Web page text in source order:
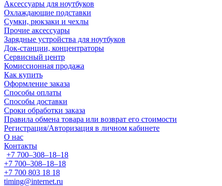
Аксессуары для ноутбуков
Охлаждающие подставки
Сумки, рюкзаки и чехлы
Прочие аксессуары
Зарядные устройства для ноутбуков
Док-станции, концентраторы
Сервисный центр
Комиссионная продажа
Как купить
Оформление заказа
Способы оплаты
Способы доставки
Сроки обработки заказа
Правила обмена товара или возврат его стоимости
Регистрация/Авторизация в личном кабинете
О нас
Контакты
+7 700‒308‒18‒18
+7 700‒308‒18‒18
+7 700 803 18 18
timing@internet.ru